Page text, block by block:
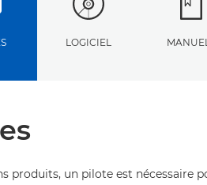
LOGICIEL
produits, un pilote est nécessaire